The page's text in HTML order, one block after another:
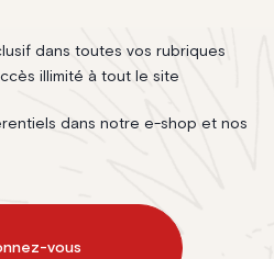
dans toutes vos rubriques
illimité à tout le site
dans notre e-shop et nos
vous